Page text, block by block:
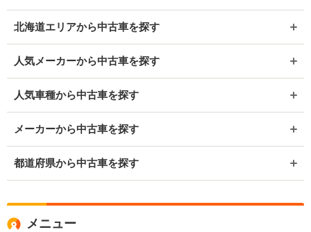
北海道エリアから中古車を探す
人気メーカーから中古車を探す
人気車種から中古車を探す
メーカーから中古車を探す
都道府県から中古車を探す
メニュー